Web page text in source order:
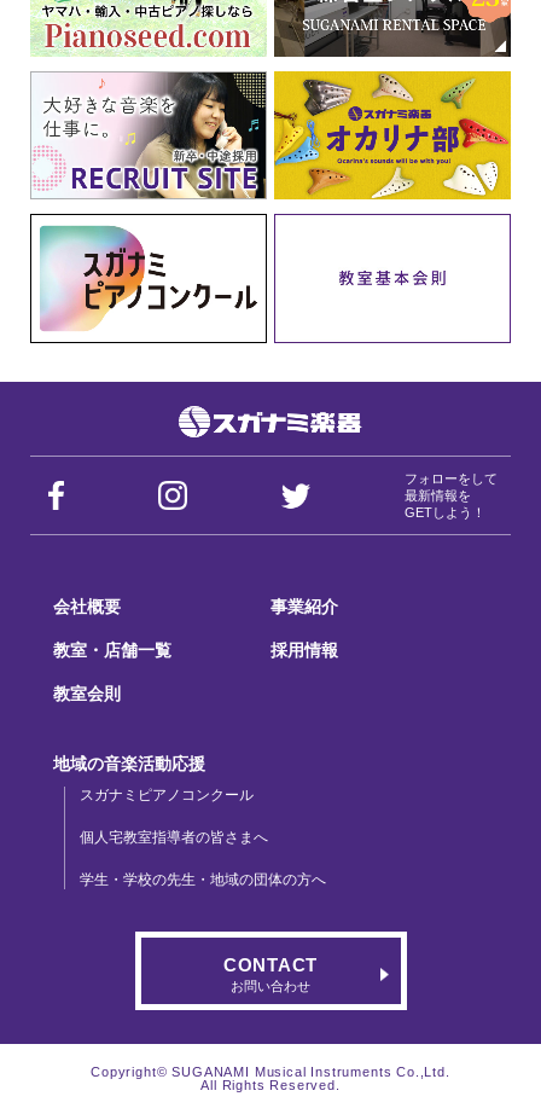
フォローをして
最新情報を
GETしよう！
会社概要 事業紹介
教室・店舗一覧 採用情報
教室会則
地域の音楽活動応援
スガナミピアノコンクール
個人宅教室指導者の皆さまへ
学生・学校の先生・地域の団体の方へ
CONTACT
お問い合わせ
Copyright© SUGANAMI Musical Instruments Co.,Ltd.
All Rights Reserved.